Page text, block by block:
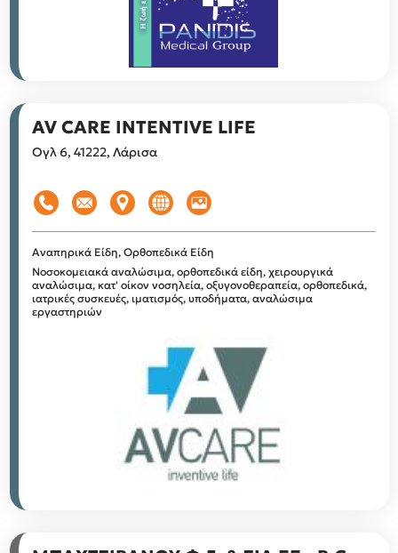
AV CARE INTENTIVE LIFE
Ογλ 6, 41222, Λάρισα
Αναπηρικά Είδη, Ορθοπεδικά Είδη
Νοσοκομειακά αναλώσιμα, ορθοπεδικά είδη, χειρουργικά
αναλώσιμα, κατ' οίκον νοσηλεία, οξυγονοθεραπεία, ορθοπεδικά,
ιατρικές συσκευές, ιματισμός, υποδήματα, αναλώσιμα
εργαστηριών